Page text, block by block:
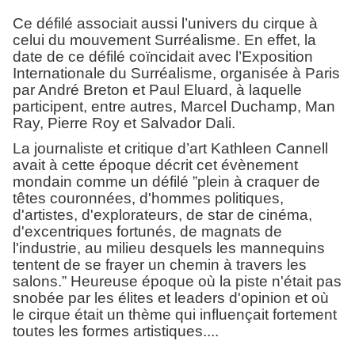
Ce défilé associait aussi l’univers du cirque à
celui du mouvement Surréalisme. En effet, la
date de ce défilé coïncidait avec l’Exposition
Internationale du Surréalisme, organisée à Paris
par André Breton et Paul Eluard, à laquelle
participent, entre autres, Marcel Duchamp, Man
Ray, Pierre Roy et Salvador Dali.
La journaliste et critique d’art Kathleen Cannell
avait à cette époque décrit cet évènement
mondain comme un défilé ”plein à craquer de
têtes couronnées, d'hommes politiques,
d'artistes, d'explorateurs, de star de cinéma,
d'excentriques fortunés, de magnats de
l'industrie, au milieu desquels les mannequins
tentent de se frayer un chemin à travers les
salons.” Heureuse époque où la piste n'était pas
snobée par les élites et leaders d'opinion et où
le cirque était un thème qui influençait fortement
toutes les formes artistiques....